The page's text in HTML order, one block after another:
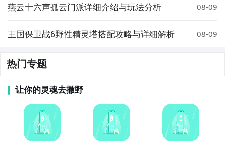
燕云十六声孤云门派详细介绍与玩法分析 08-09
王国保卫战6野性精灵塔搭配攻略与详细解析 08-09
热门专题
让你的灵魂去撒野